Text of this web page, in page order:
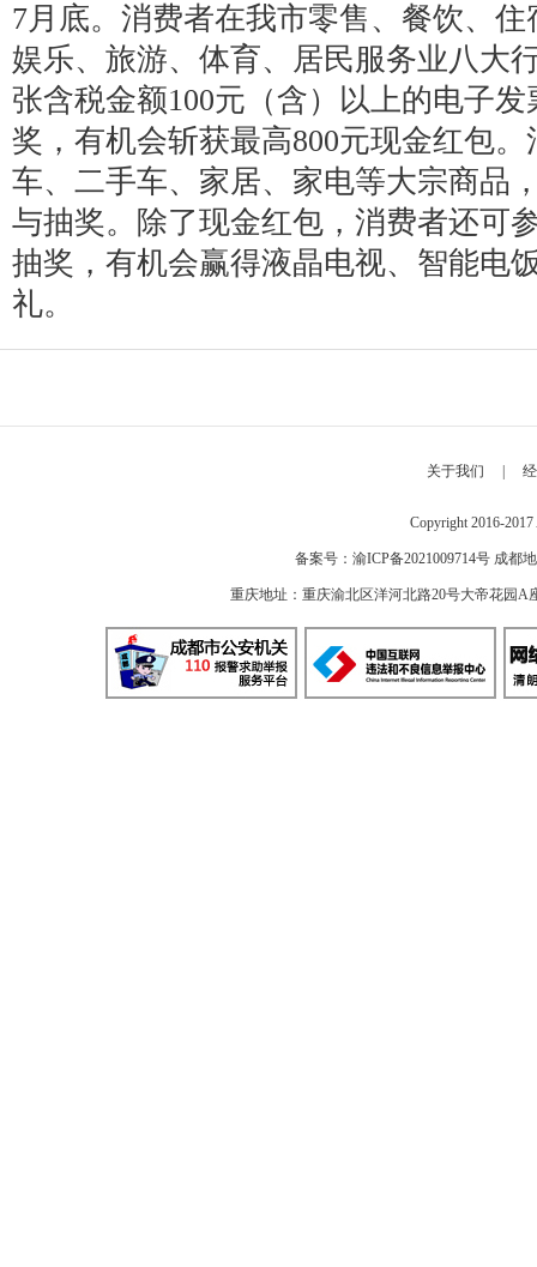
7月底。消费者在我市零售、餐饮、
娱乐、旅游、体育、居民服务业八大
张含税金额100元（含）以上的电子
奖，有机会斩获最高800元现金红包
车、二手车、家居、家电等大宗商品
与抽奖。除了现金红包，消费者还可
抽奖，有机会赢得液晶电视、智能电
礼。
关于我们
Copyright 2016-
备案号： 渝ICP备2021009714号 成都
重庆地址：重庆渝北区洋河北路20号大帝花园A